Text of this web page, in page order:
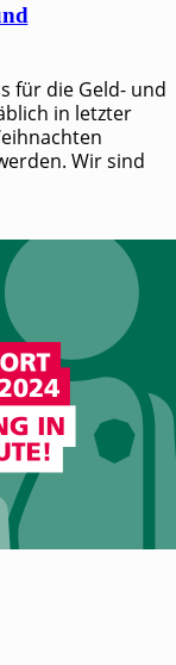
für die Geld- und
in letz­ter
Wir sind